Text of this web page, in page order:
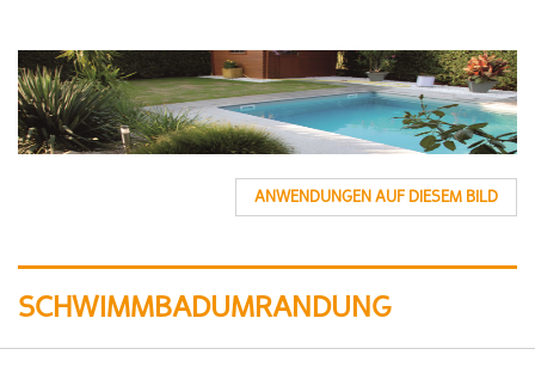
ANWENDUNGEN AUF DIESEM BILD
SCHWIMMBADUMRANDUNG